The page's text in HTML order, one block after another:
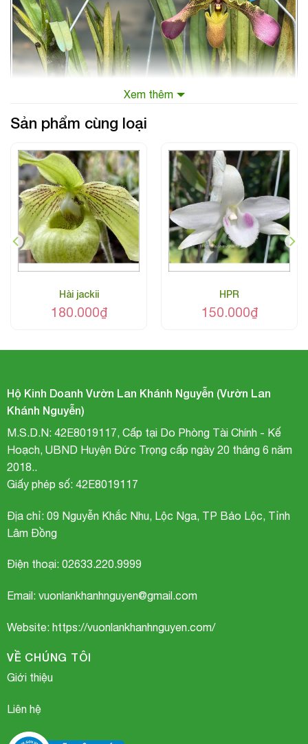
hoa hài vệ nữ
Xem thêm
Sản phẩm cùng loại
Hài jackii
180.000₫
HPR
150.000₫
Hộ Kinh Doanh Vườn Lan Khánh Nguyễn (Vườn Lan
Khánh Nguyễn)
M.S.D.N: 42E8019117, Cấp tại Do Phòng Tài Chính - Kế
Hoạch, UBND Huyện Đức Trọng cấp ngày 20 tháng 6 năm
2018..
Giấy phép số: 42E8019117
Địa chỉ: 09 Nguyễn Khắc Nhu, Lộc Nga, TP Bảo Lộc, Tỉnh
Lâm Đồng
Điện thoại: 02633.220.9999
Email: vuonlankhanhnguyen@gmail.com
Website: https://vuonlankhanhnguyen.com/
VỀ CHÚNG TÔI
Giới thiệu
Liên hệ